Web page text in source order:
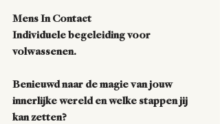
Mens In Contact
Individuele begeleiding voor
volwassenen.
Benieuwd naar de magie van jouw
innerlijke wereld en welke stappen jij
kan zetten?